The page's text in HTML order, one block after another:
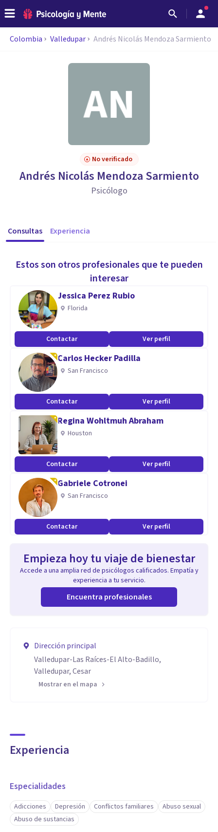
Colombia Valledupar Andrés Nicolás Mendoza Sarmiento
No verificado
Andrés Nicolás Mendoza Sarmiento
Psicólogo
Consultas Experiencia
Estos son otros profesionales que te pueden
interesar
Jessica Perez Rubio
Florida
Contactar Ver perfil
Carlos Hecker Padilla
San Francisco
Contactar Ver perfil
Regina Wohltmuh Abraham
Houston
Contactar Ver perfil
Gabriele Cotronei
San Francisco
Contactar Ver perfil
Empieza hoy tu viaje de bienestar
Accede a una amplia red de psicólogos calificados. Empatía y
experiencia a tu servicio.
Encuentra profesionales
Dirección principal
Valledupar-Las Raíces-El Alto-Badillo,
Valledupar, Cesar
Mostrar en el mapa
Experiencia
Especialidades
Adicciones Depresión Conflictos familiares
Abuso sexual
Abuso de sustancias